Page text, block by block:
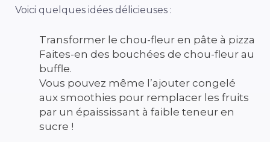
Voici quelques idées délicieuses :
Transformer le chou-fleur en pâte à pizza
Faites-en des bouchées de chou-fleur au
buffle.
Vous pouvez même l’ajouter congelé
aux smoothies pour remplacer les fruits
par un épaississant à faible teneur en
sucre !